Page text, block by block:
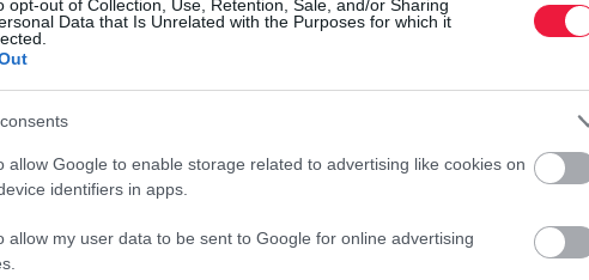
opt-out of Collection, Use, Retention, Sale, and/or Sharing
Data that Is Unrelated with the Purposes for which it
allow Google to enable storage related to advertising like cookies on
identifiers in apps.
allow my user data to be sent to Google for online advertising
dohányboltba, ahol az eladó a kasszazárást végezte.
A férfi kölcsön akart kérni a boltostól, aki ezt is
majd hirtelen belépett a pult mögé és a kasszát
belőle 10 darab ezres bankót. Az eladó és a támadó
Az eladó megpróbálta visszaszerezni az ellopott
eladó utánament, próbálta az üzletbe visszahúzni, de